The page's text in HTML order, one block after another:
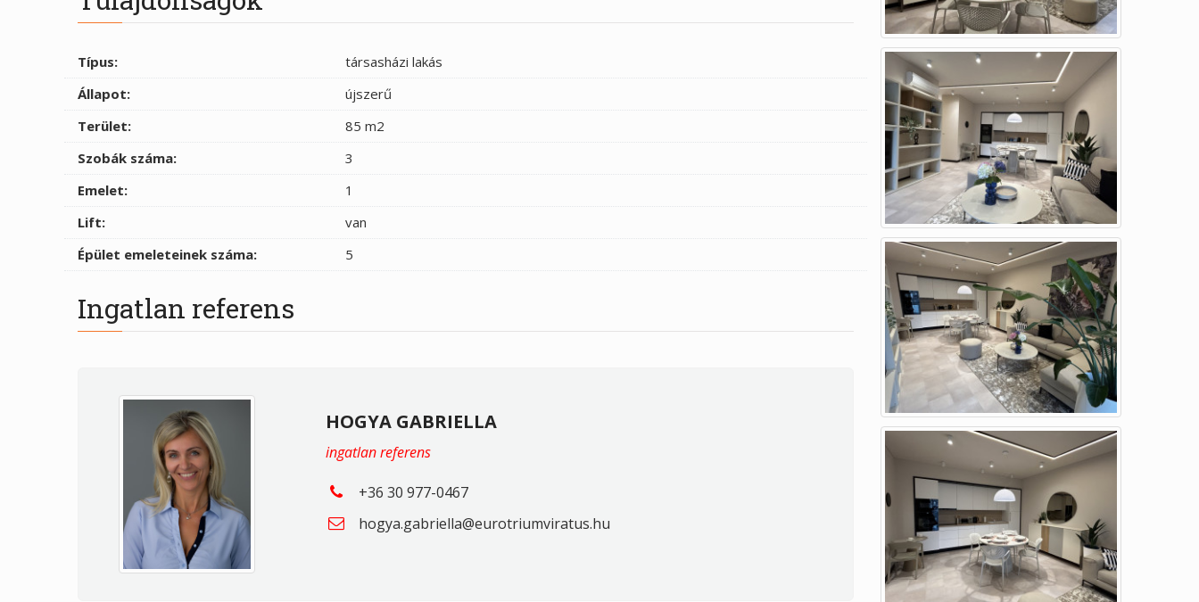
Típus:
társasházi lakás
Állapot:
újszerű
Terület:
85 m2
Szobák száma:
3
Emelet:
1
Lift:
van
Épület emeleteinek száma:
5
Ingatlan referens
HOGYA GABRIELLA
ingatlan referens
+36 30 977-0467
hogya.gabriella@eurotriumviratus.hu